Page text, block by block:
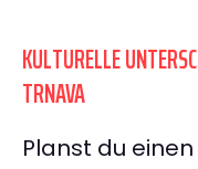
KULTURELLE
TRNAVA
Planst du einen